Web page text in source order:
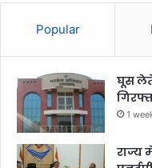
Popular
घूस
1
राज्य